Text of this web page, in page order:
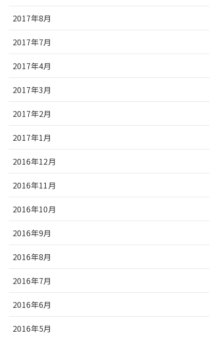
2017年8月
2017年7月
2017年4月
2017年3月
2017年2月
2017年1月
2016年12月
2016年11月
2016年10月
2016年9月
2016年8月
2016年7月
2016年6月
2016年5月